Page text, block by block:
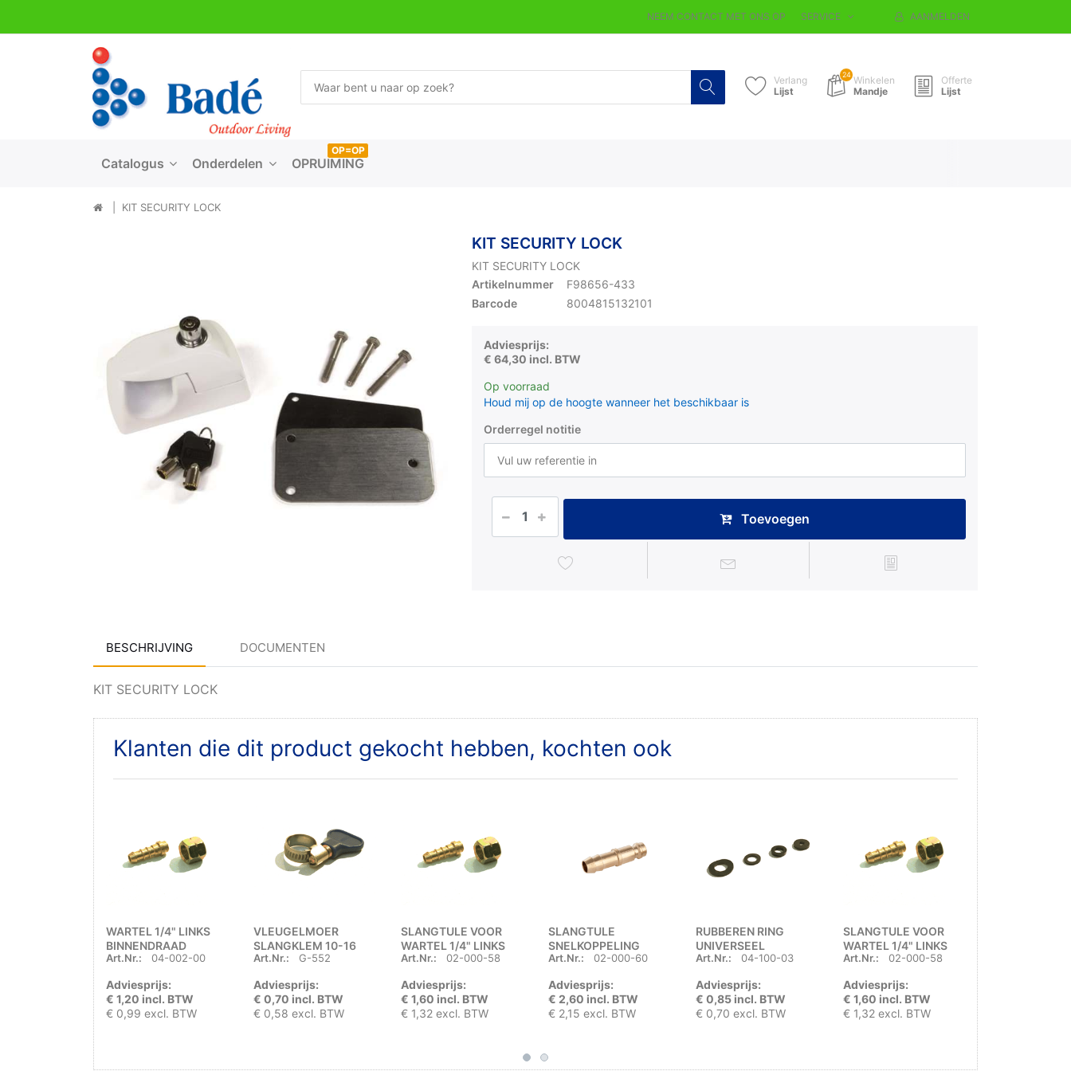
NEEM CONTACT MET ONS OP SERVICE AANMELDEN
Verlang
Lijst
24 Winkelen
Mandje
Offerte
Lijst
Catalogus Onderdelen OPRUIMING
OP=OP
KIT SECURITY LOCK
KIT SECURITY LOCK
KIT SECURITY LOCK
Artikelnummer
F98656-433
Barcode
8004815132101
Adviesprijs:
€ 64,30 incl. BTW
Op voorraad
Houd mij op de hoogte wanneer het beschikbaar is
Orderregel notitie
Toevoegen
BESCHRIJVING DOCUMENTEN
KIT SECURITY LOCK
Klanten die dit product gekocht hebben, kochten ook
WARTEL 1/4" LINKS
BINNENDRAAD
Art.Nr.: 04-002-00
Adviesprijs:
€ 1,20 incl. BTW
€ 0,99 excl. BTW
VLEUGELMOER
SLANGKLEM 10-16
Art.Nr.: G-552
Adviesprijs:
€ 0,70 incl. BTW
€ 0,58 excl. BTW
SLANGTULE VOOR
WARTEL 1/4" LINKS
BINNENDRAAD
Art.Nr.: 02-000-58
Adviesprijs:
€ 1,60 incl. BTW
€ 1,32 excl. BTW
SLANGTULE
SNELKOPPELING
Art.Nr.: 02-000-60
Adviesprijs:
€ 2,60 incl. BTW
€ 2,15 excl. BTW
RUBBEREN RING
UNIVERSEEL
Art.Nr.: 04-100-03
Adviesprijs:
€ 0,85 incl. BTW
€ 0,70 excl. BTW
SLANGTULE VOOR
WARTEL 1/4" LINKS
BINNENDRAAD
Art.Nr.: 02-000-58
Adviesprijs:
€ 1,60 incl. BTW
€ 1,32 excl. BTW